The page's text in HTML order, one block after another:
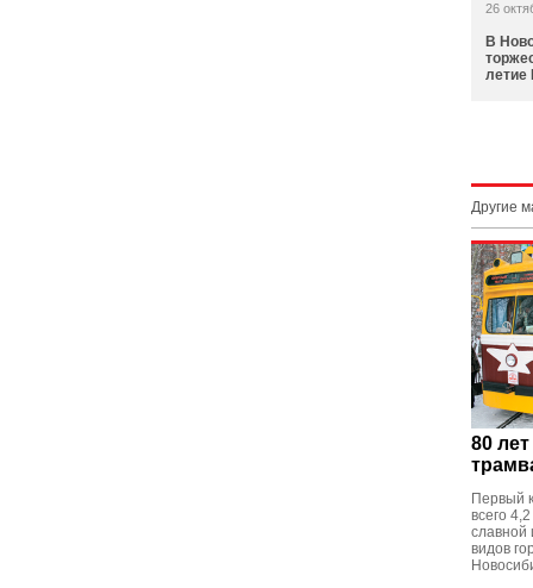
26
В
Другие
80
Первый
всего
славной
видов